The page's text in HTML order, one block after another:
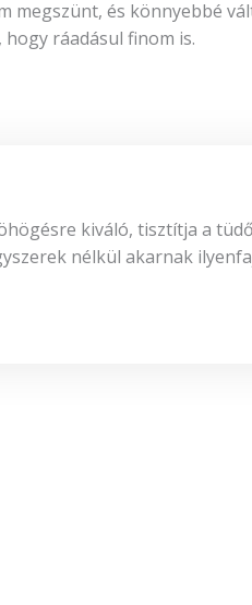
és könnyebbé
ráadásul finom is.
kiváló, tisztítja a
nélkül akarnak